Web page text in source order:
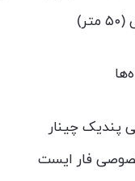
چینار
فار ایست